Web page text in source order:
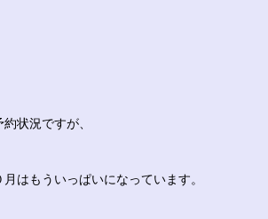
状況ですが、
はもういっぱいになっています。